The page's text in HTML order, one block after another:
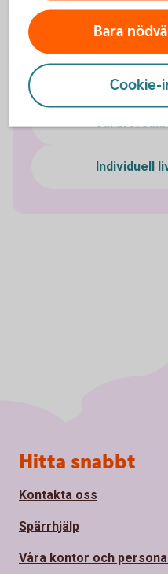
Individuell
Bara
Cookie-
Sidfot
Hitta snabbt
Kontakta oss
Spärrhjälp
Våra kontor och